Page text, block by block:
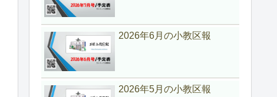
2026年6月の小教区報
2026年5月の小教区報